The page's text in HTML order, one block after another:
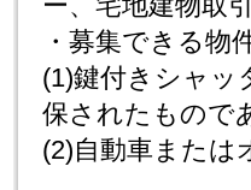
・募集できる物
(1)鍵付きシャッ
保されたもので
(2)自動車または